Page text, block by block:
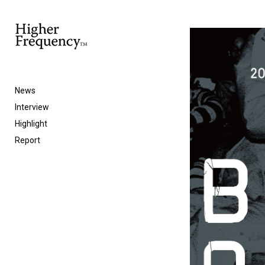
News
Interview
Highlight
Report